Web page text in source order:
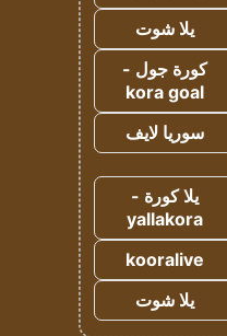
يلا شوت
كورة جول -
kora goal
سوريا لايف
يلا كورة -
yallakora
kooralive
يلا شوت